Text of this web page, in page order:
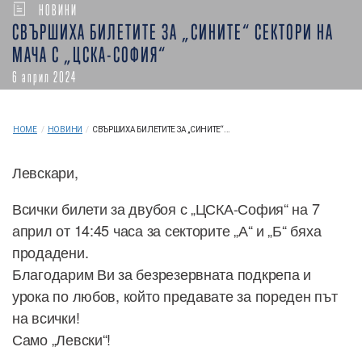
НОВИНИ
СВЪРШИХА БИЛЕТИТЕ ЗА „СИНИТЕ“ СЕКТОРИ НА
МАЧА С „ЦСКА-СОФИЯ“
6 април 2024
HOME / НОВИНИ / СВЪРШИХА БИЛЕТИТЕ ЗА „СИНИТЕ“...
Левскари,
Всички билети за двубоя с „ЦСКА-София“ на 7
април от 14:45 часа за секторите „А“ и „Б“ бяха
продадени.
Благодарим Ви за безрезервната подкрепа и
урока по любов, който предавате за пореден път
на всички!
Само „Левски“!